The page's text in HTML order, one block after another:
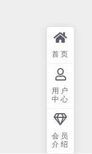
首页
用户
中心
会员
介绍